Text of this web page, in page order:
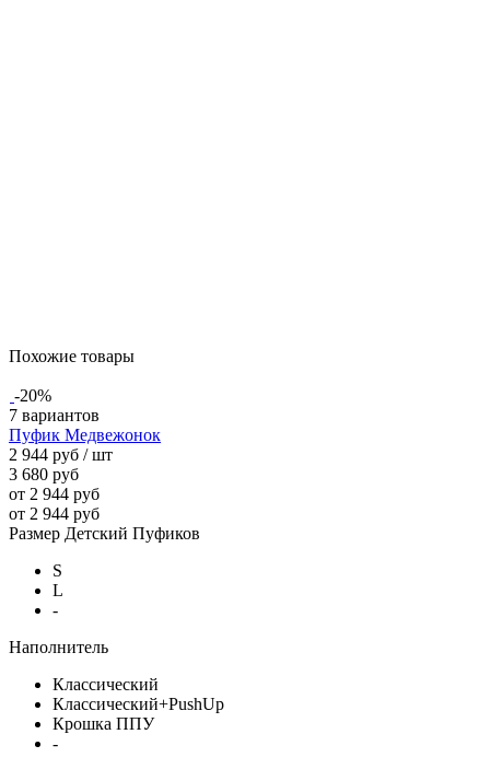
Похожие товары
-20%
7 вариантов
Пуфик Медвежонок
2 944 руб / шт
3 680 руб
от 2 944 руб
от 2 944 руб
Размер Детский Пуфиков
S
L
-
Наполнитель
Классический
Классический+PushUp
Крошка ППУ
-